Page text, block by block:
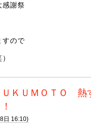
感謝祭
すので
ＵＫＵＭＯＴＯ 熱
日 16:10)